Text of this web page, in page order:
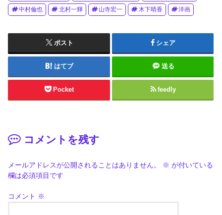
中村倫也 北村一輝 山寺宏一 木下晴香 洋画
ポスト シェア
はてブ 送る
Pocket feedly
コメントを残す
メールアドレスが公開されることはありません。 ※ が付いている
欄は必須項目です
コメント ※